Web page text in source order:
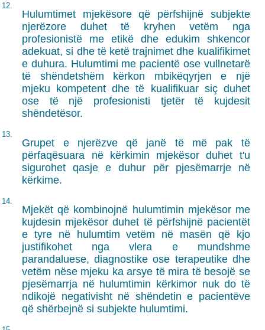
12.
Hulumtimet mjekësore që përfshijnë subjekte
njerëzore duhet të kryhen vetëm nga
profesionistë me etikë dhe edukim shkencor
adekuat, si dhe të ketë trajnimet dhe kualifikimet
e duhura. Hulumtimi me pacientë ose vullnetarë
të shëndetshëm kërkon mbikëqyrjen e një
mjeku kompetent dhe të kualifikuar siç duhet
ose të një profesionisti tjetër të kujdesit
shëndetësor.
13.
Grupet e njerëzve që janë të më pak të
përfaqësuara në kërkimin mjekësor duhet t'u
sigurohet qasje e duhur për pjesëmarrje në
kërkime.
14.
Mjekët që kombinojnë hulumtimin mjekësor me
kujdesin mjekësor duhet të përfshijnë pacientët
e tyre në hulumtim vetëm në masën që kjo
justifikohet nga vlera e mundshme
parandaluese, diagnostike ose terapeutike dhe
vetëm nëse mjeku ka arsye të mira të besojë se
pjesëmarrja në hulumtimin kërkimor nuk do të
ndikojë negativisht në shëndetin e pacientëve
që shërbejnë si subjekte hulumtimi.